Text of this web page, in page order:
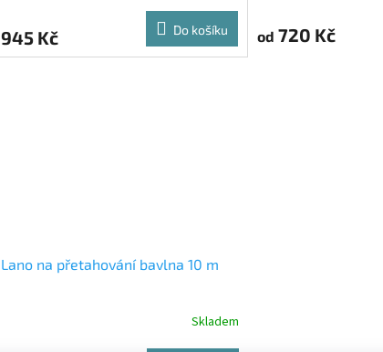
945 Kč Do košíku od 720 Kč
Lano na přetahování bavlna 10 m
Skladem